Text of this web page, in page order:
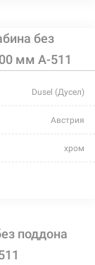
без
мм A-511
Dusel (Дусел)
Австрия
хром
без поддона
поддона